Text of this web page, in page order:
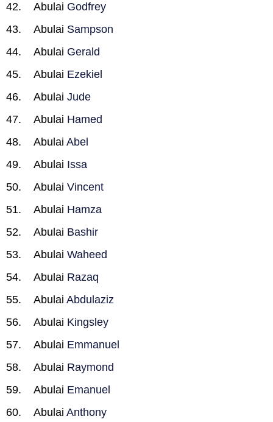
Abulai Godfrey
Abulai Sampson
Abulai Gerald
Abulai Ezekiel
Abulai Jude
Abulai Hamed
Abulai Abel
Abulai Issa
Abulai Vincent
Abulai Hamza
Abulai Bashir
Abulai Waheed
Abulai Razaq
Abulai Abdulaziz
Abulai Kingsley
Abulai Emmanuel
Abulai Raymond
Abulai Emanuel
Abulai Anthony